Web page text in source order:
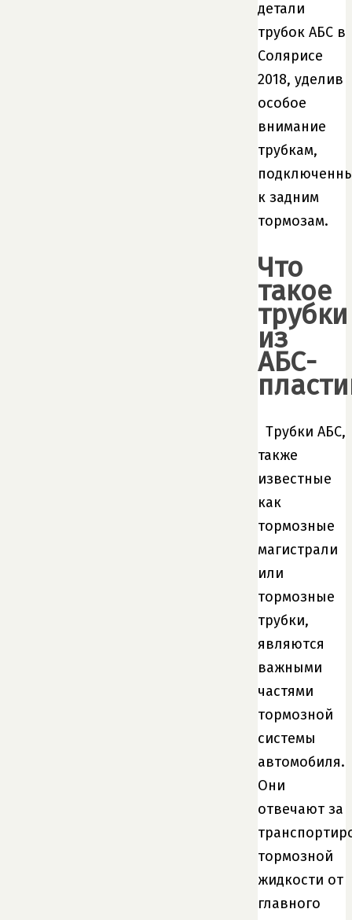
детали
трубок АБС в
Солярисе
2018, уделив
особое
внимание
трубкам,
к задним
тормозам.
Что
такое
трубки
из
АБС-
Трубки АБС,
также
известные
как
тормозные
магистрали
или
тормозные
трубки,
являются
важными
частями
тормозной
системы
автомобиля.
Они
отвечают за
тормозной
жидкости от
главного